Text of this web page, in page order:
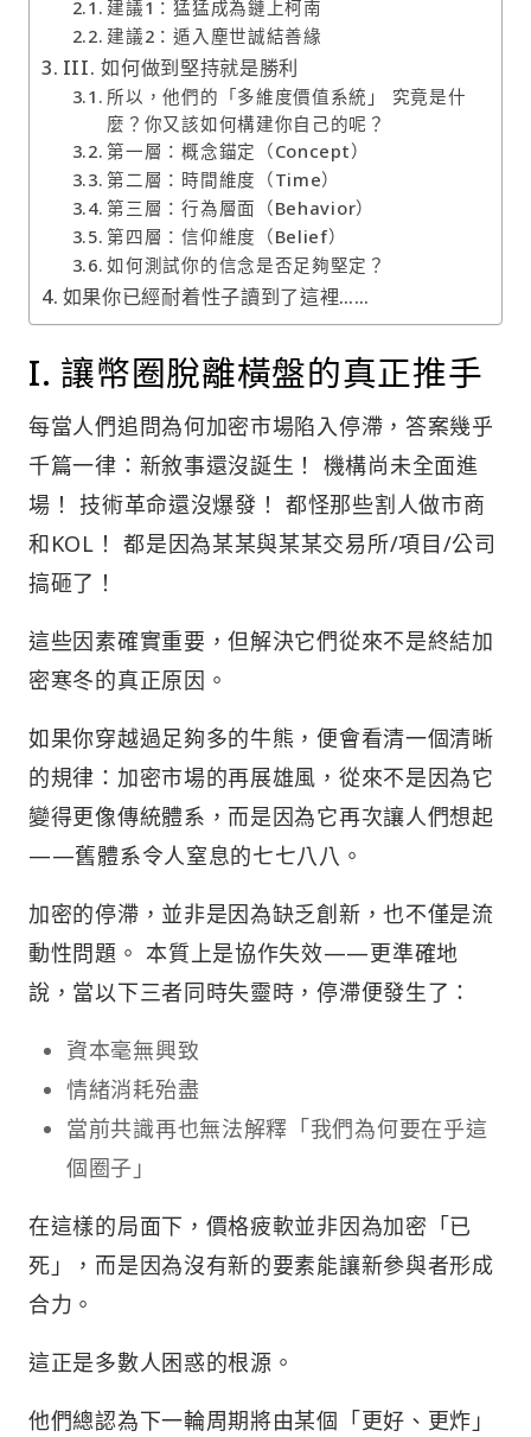
建議1：猛猛成為鏈上柯南
建議2：遁入塵世誠結善緣
III. 如何做到堅持就是勝利
所以，他們的「多維度價值系統」 究竟是什
麼？你又該如何構建你自己的呢？
第一層：概念錨定（Concept）
第二層：時間維度（Time）
第三層：行為層面（Behavior）
第四層：信仰維度（Belief）
如何測試你的信念是否足夠堅定？
如果你已經耐着性子讀到了這裡……
I. 讓幣圈脫離橫盤的真正推手
每當人們追問為何加密市場陷入停滯，答案幾乎
千篇一律：新敘事還沒誕生！ 機構尚未全面進
場！ 技術革命還沒爆發！ 都怪那些割人做市商
和KOL！ 都是因為某某與某某交易所/項目/公司
搞砸了！
這些因素確實重要，但解決它們從來不是終結加
密寒冬的真正原因。
如果你穿越過足夠多的牛熊，便會看清一個清晰
的規律：加密市場的再展雄風，從來不是因為它
變得更像傳統體系，而是因為它再次讓人們想起
——舊體系令人窒息的七七八八。
加密的停滯，並非是因為缺乏創新，也不僅是流
動性問題。 本質上是協作失效——更準確地
說，當以下三者同時失靈時，停滯便發生了：
資本毫無興致
情緒消耗殆盡
當前共識再也無法解釋「我們為何要在乎這
個圈子」
在這樣的局面下，價格疲軟並非因為加密「已
死」，而是因為沒有新的要素能讓新參與者形成
合力。
這正是多數人困惑的根源。
他們總認為下一輪周期將由某個「更好、更炸」